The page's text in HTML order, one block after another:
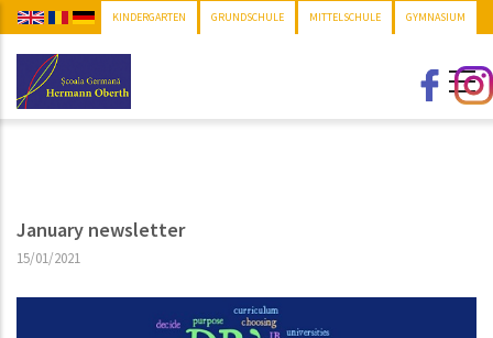
Direkt
zum
Inhalt
KINDERGARTEN GRUNDSCHULE MITTELSCHULE GYMNASIUM
January newsletter
15/01/2021